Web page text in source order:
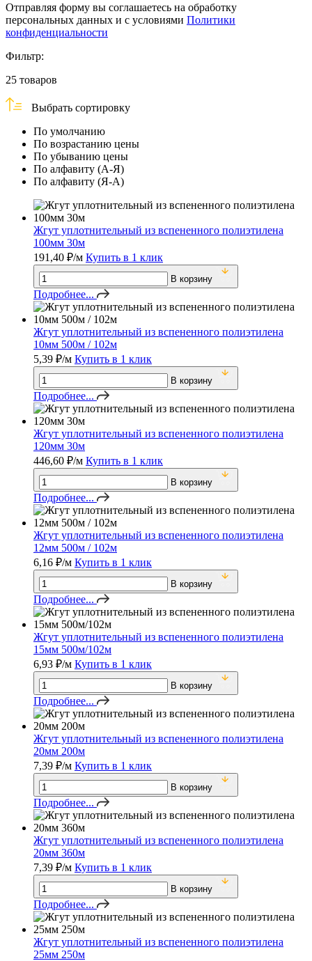
Отправляя форму вы соглашаетесь на обработку
персональных данных и с условиями Политики
конфиденциальности
Фильтр:
25 товаров
Выбрать сортировку
По умолчанию
По возрастанию цены
По убыванию цены
По алфавиту (А-Я)
По алфавиту (Я-А)
Жгут уплотнительный из вспененного полиэтилена
100мм 30м
191,40 ₽/м Купить в 1 клик
В корзину
Подробнее...
Жгут уплотнительный из вспененного полиэтилена
10мм 500м / 102м
5,39 ₽/м Купить в 1 клик
В корзину
Подробнее...
Жгут уплотнительный из вспененного полиэтилена
120мм 30м
446,60 ₽/м Купить в 1 клик
В корзину
Подробнее...
Жгут уплотнительный из вспененного полиэтилена
12мм 500м / 102м
6,16 ₽/м Купить в 1 клик
В корзину
Подробнее...
Жгут уплотнительный из вспененного полиэтилена
15мм 500м/102м
6,93 ₽/м Купить в 1 клик
В корзину
Подробнее...
Жгут уплотнительный из вспененного полиэтилена
20мм 200м
7,39 ₽/м Купить в 1 клик
В корзину
Подробнее...
Жгут уплотнительный из вспененного полиэтилена
20мм 360м
7,39 ₽/м Купить в 1 клик
В корзину
Подробнее...
Жгут уплотнительный из вспененного полиэтилена
25мм 250м